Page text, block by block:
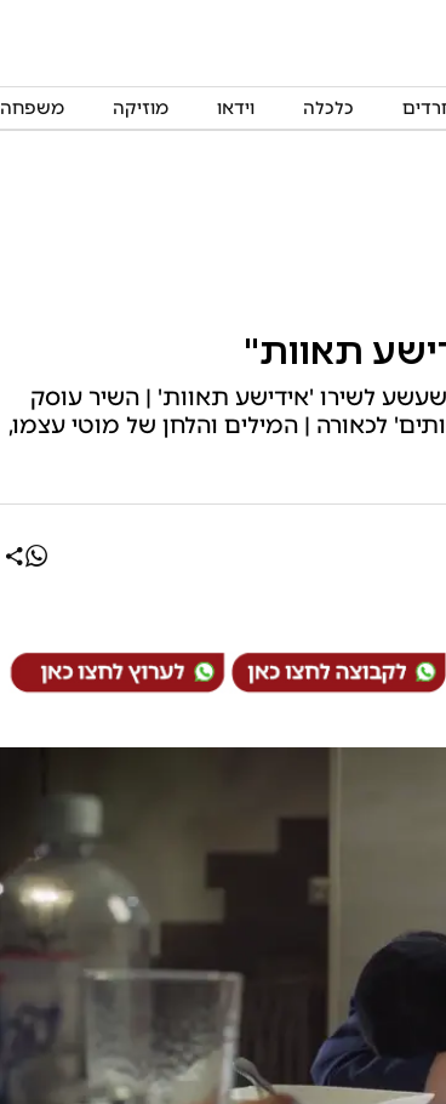
כלכלה וידאו מוזיקה משפחה
תאוות"
לשירו 'אידישע תאוות' | השיר עוסק
לכאורה | המילים והלחן של מוטי עצמו,